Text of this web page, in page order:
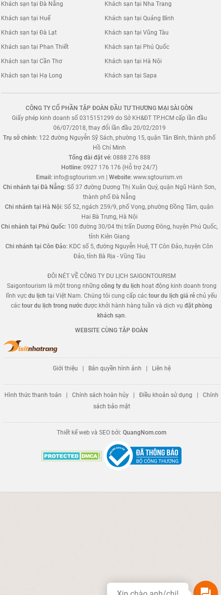
Khách sạn tại Đà Nẵng
Khách sạn tại Huế
Khách sạn tại Nha Trang
Khách sạn tại Quảng Bình
Khách sạn tại Đà Lạt
Khách sạn tại Phan Thiết
Khách sạn tại Vũng Tàu
Khách sạn tại Phú Quốc
Khách sạn tại Cần Thơ
Khách sạn tại Hạ Long
Khách sạn tại Hà Nội
Khách sạn tại Sapa
CÔNG TY CỔ PHẦN TẬP ĐOÀN ĐẦU TƯ THƯƠNG MẠI SÀI GÒN
Giấy phép kinh doanh số 0315151299 do Sở KH&ĐT TP.HCM cấp lần đầu
06/07/2018, thay đổi lần đầu 20/02/2019
Trụ sở chính: 122 đường Nguyễn Sỹ Sách, phường 15, quận Tân Bình, thành phố
Hồ Chí Minh
Tổng đài đặt vé:0888 276 888
Hotline: 0927 176 176 (Hỗ trợ 24/7)
Email: info@sgtourism.vn |Website: www.sgtourism.vn
Chi nhánh tại Đà Nẵng: Số 37 đường Dương Thị Xuân Quý, quận Ngũ Hành Sơn,
thành phố Đà Nẵng
Chi nhánh tại Hà Nội: Số 52, ngách 259/9, phố Vọng, phường Đồng Tâm, quận
Hai Bà Trưng, Hà Nội
Chi nhánh tại Phú Quốc: 100 đường 30/04 thị trấn Dương Đông, huyện Phú Quốc,
tỉnh Kiên Giang
Chi nhánh tại Côn Đảo: KDC số 5, đường Nguyễn Huệ, TT Côn Đảo, huyện Côn
Đảo, tỉnh Bà Rịa - Vũng Tàu
ĐÔI NÉT VỀ CÔNG TY DU LỊCH SAIGONTOURISM
Saigontourism là một trong những công ty du lịch hoạt động kinh doanh trong
lĩnh vựcdu lịch tại Việt Nam. Chúng tôi cung cấp cáctour du lịch giá rẻ chủ yếu
cáctour du lịch trong nước được khởi hành hàng tuần và dịch vụđặt phòng
khách sạn.
WEBSITE CÙNG TẬP ĐOÀN
Giới thiệu Bản quyền hình ảnh Liên hệ
Hình thức thanh toán |Chính sách hoàn hủy |Điều khoản sử dụng |Chính
sách bảo mật
Thiết kế web và SEO bởi:QuangNom.com